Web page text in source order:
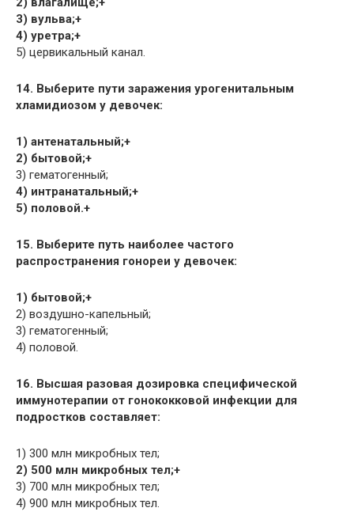
3) вульва;+
4) уретра;+
5) цервикальный канал.
14. Выберите пути заражения урогенитальным
хламидиозом у девочек:
1) антенатальный;+
2) бытовой;+
3) гематогенный;
4) интранатальный;+
5) половой.+
15. Выберите путь наиболее частого
распространения гонореи у девочек:
1) бытовой;+
2) воздушно-капельный;
3) гематогенный;
4) половой.
16. Высшая разовая дозировка специфической
иммунотерапии от гонококковой инфекции для
подростков составляет:
1) 300 млн микробных тел;
2) 500 млн микробных тел;+
3) 700 млн микробных тел;
4) 900 млн микробных тел.